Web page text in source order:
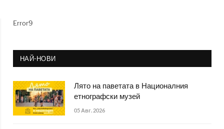
Error9
НАЙ-НОВИ
Лято на паветата в Националния
етнографски музей
05 Авг. 2026